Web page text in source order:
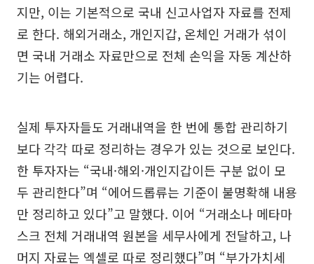
지만, 이는 기본적으로 국내 신고사업자 자료를 전제
로 한다. 해외거래소, 개인지갑, 온체인 거래가 섞이
면 국내 거래소 자료만으로 전체 손익을 자동 계산하
기는 어렵다.
실제 투자자들도 거래내역을 한 번에 통합 관리하기
보다 각각 따로 정리하는 경우가 있는 것으로 보인다.
한 투자자는 “국내·해외·개인지갑이든 구분 없이 모
두 관리한다”며 “에어드롭류는 기준이 불명확해 내용
만 정리하고 있다”고 말했다. 이어 “거래소나 메타마
스크 전체 거래내역 원본을 세무사에게 전달하고, 나
머지 자료는 엑셀로 따로 정리했다”며 “부가가치세